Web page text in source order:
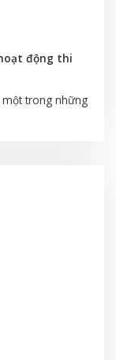
động thi
trong những